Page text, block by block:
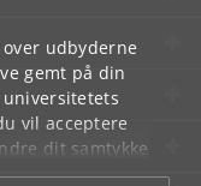
udbyderne
gemt på din
vil acceptere
dit samtykke
du finder i